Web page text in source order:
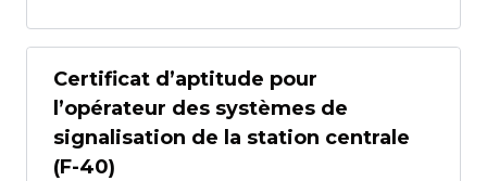
Certificat d’aptitude pour
l’opérateur des systèmes de
signalisation de la station centrale
(F-40)